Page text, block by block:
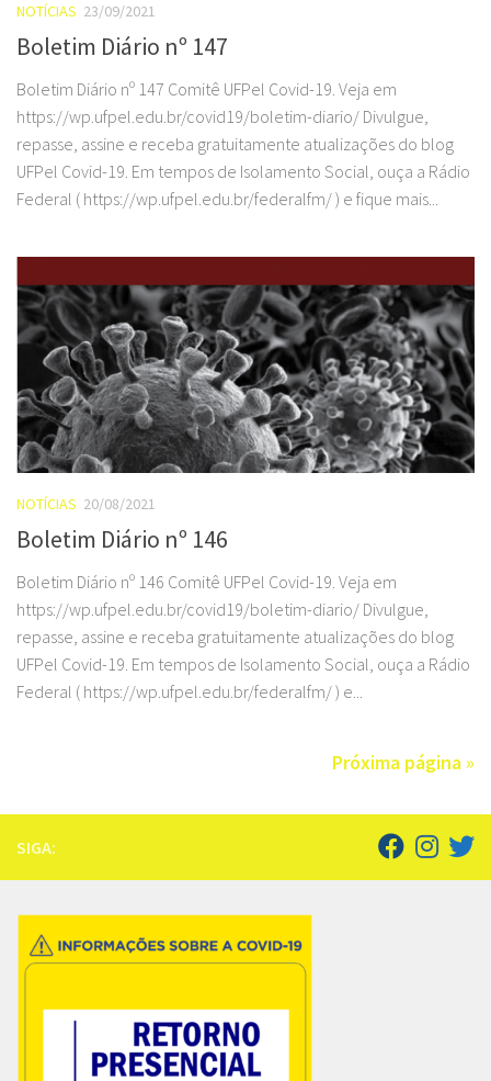
NOTÍCIAS 23/09/2021
Boletim Diário nº 147
Boletim Diário nº 147 Comitê UFPel Covid-19. Veja em
https://wp.ufpel.edu.br/covid19/boletim-diario/ Divulgue,
repasse, assine e receba gratuitamente atualizações do blog
UFPel Covid-19. Em tempos de Isolamento Social, ouça a Rádio
Federal ( https://wp.ufpel.edu.br/federalfm/ ) e fique mais...
NOTÍCIAS 20/08/2021
Boletim Diário nº 146
Boletim Diário nº 146 Comitê UFPel Covid-19. Veja em
https://wp.ufpel.edu.br/covid19/boletim-diario/ Divulgue,
repasse, assine e receba gratuitamente atualizações do blog
UFPel Covid-19. Em tempos de Isolamento Social, ouça a Rádio
Federal ( https://wp.ufpel.edu.br/federalfm/ ) e...
Próxima página »
SIGA: